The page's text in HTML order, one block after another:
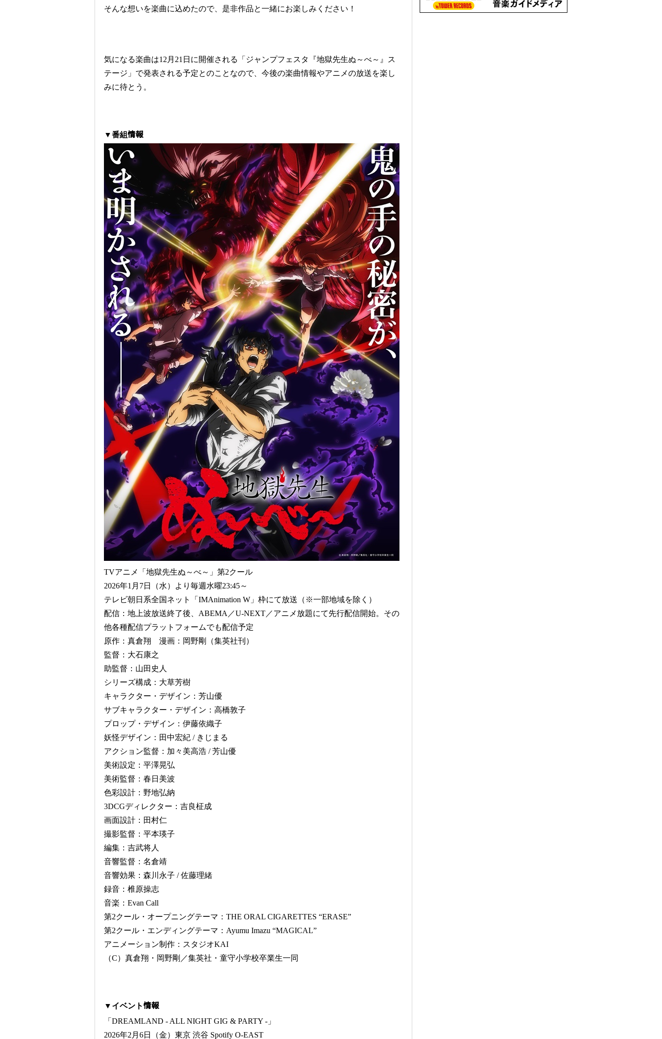
そんな想いを楽曲に込めたので、是非作品と一緒にお楽しみください！
気になる楽曲は12月21日に開催される「ジャンプフェスタ『地獄先生ぬ～べ～』ス
テージ」で発表される予定とのことなので、今後の楽曲情報やアニメの放送を楽し
みに待とう。
▼番組情報
TVアニメ「地獄先生ぬ～べ～」第2クール
2026年1月7日（水）より毎週水曜23:45～
テレビ朝日系全国ネット「IMAnimation W」枠にて放送（※一部地域を除く）
配信：地上波放送終了後、ABEMA／U-NEXT／アニメ放題にて先行配信開始。その
他各種配信プラットフォームでも配信予定
原作：真倉翔 漫画：岡野剛（集英社刊）
監督：大石康之
助監督：山田史人
シリーズ構成：大草芳樹
キャラクター・デザイン：芳山優
サブキャラクター・デザイン：高橋敦子
プロップ・デザイン：伊藤依織子
妖怪デザイン：田中宏紀 / きじまる
アクション監督：加々美高浩 / 芳山優
美術設定：平澤晃弘
美術監督：春日美波
色彩設計：野地弘納
3DCGディレクター：吉良柾成
画面設計：田村仁
撮影監督：平本瑛子
編集：吉武将人
音響監督：名倉靖
音響効果：森川永子 / 佐藤理緒
録音：椎原操志
音楽：Evan Call
第2クール・オープニングテーマ：THE ORAL CIGARETTES “ERASE”
第2クール・エンディングテーマ：Ayumu Imazu “MAGICAL”
アニメーション制作：スタジオKAI
（C）真倉翔・岡野剛／集英社・童守小学校卒業生一同
▼イベント情報
「DREAMLAND - ALL NIGHT GIG & PARTY -」
2026年2月6日（金）東京 渋谷 Spotify O-EAST